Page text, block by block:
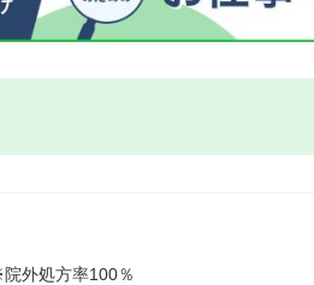
外処方率100％